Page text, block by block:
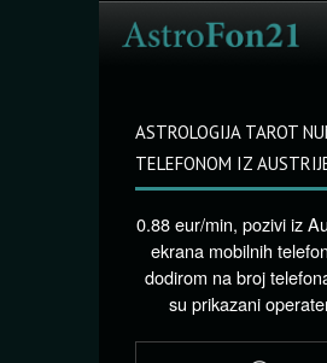
ASTROLOGIJA TAROT
TELEFONOM IZ
0.88 eur/min, pozivi iz
ekrana mobilnih
dodirom na broj
su prikazani